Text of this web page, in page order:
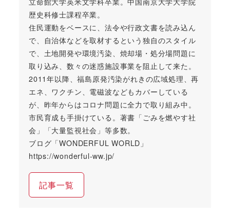
歴史科修士課程卒業。
住民運動をベースに、法令や行政文書を読み込ん
で、自治体などを取材するという独自のスタイル
で、土地開発や環境汚染、焼却場・処分場問題に
取り込み、数々の迷惑施設事業を阻止して来た。
2011年以降、福島原発汚染がれきの広域処理、再
エネ、ワクチン、電磁波などもカバーしている
が、昨年からはコロナ問題に全力で取り組み中。
市民育成も手掛けている。著書「ごみを燃やす社
会」「大量監視社会」等多数。
ブログ「WONDERFUL WORLD」
https://wonderful-ww.jp/
記事一覧